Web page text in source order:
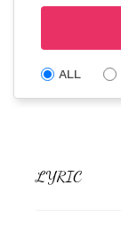
ALL
LYRIC